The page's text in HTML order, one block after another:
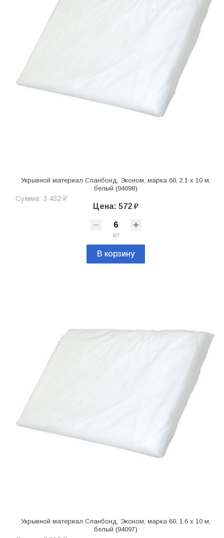
Укрывной материал Спанбонд, Эконом, марка 60, 2.1 х 10 м,
белый (94098)
Сумма: 3 432 ₽
Цена: 572 ₽
шт
В корзину
Укрывной материал Спанбонд, Эконом, марка 60, 1.6 х 10 м,
белый (94097)